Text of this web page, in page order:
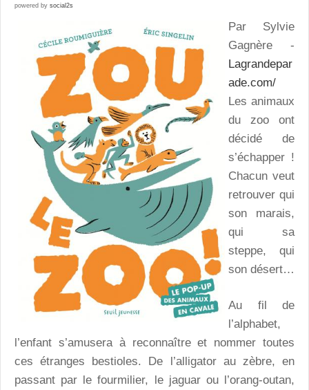
powered by social2s
Par Sylvie
Gagnère -
Lagrandepar
ade.com/
Les animaux
du zoo ont
décidé de
s’échapper !
Chacun veut
retrouver qui
son marais,
qui sa
steppe, qui
son désert…
Au fil de
l’alphabet,
l’enfant s’amusera à reconnaître et nommer toutes
ces étranges bestioles. De l’alligator au zèbre, en
passant par le fourmilier, le jaguar ou l’orang-outan,